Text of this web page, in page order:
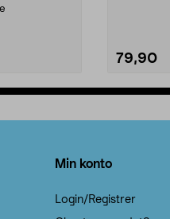
79,90
Min konto
Login/Registrer